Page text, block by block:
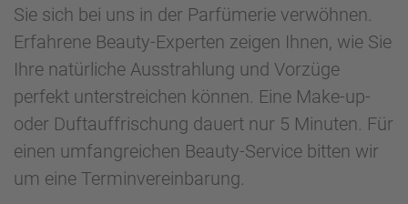
Sie sich bei uns in der Parfümerie verwöhnen.
Erfahrene Beauty-Experten zeigen Ihnen, wie Sie
Ihre natürliche Ausstrahlung und Vorzüge
perfekt unterstreichen können. Eine Make-up-
oder Duftauffrischung dauert nur 5 Minuten. Für
einen umfangreichen Beauty-Service bitten wir
um eine Terminvereinbarung.